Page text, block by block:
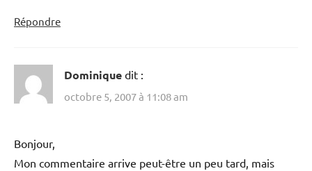
Répondre
Dominique dit :
octobre 5, 2007 à 11:08 am
Bonjour,
Mon commentaire arrive peut-être un peu tard, mais